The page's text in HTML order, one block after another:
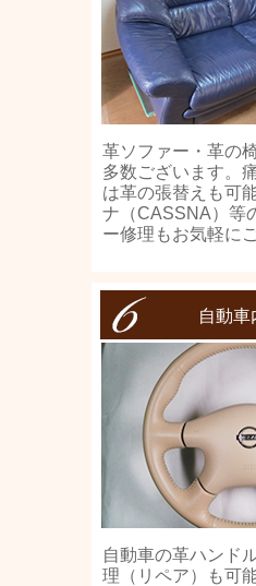
革ソファー・革の
多数ございます。
は革の張替えも可
ナ（CASSNA）等
ー修理もお気軽に
自動車
自動車の革ハンド
理（リペア）も可